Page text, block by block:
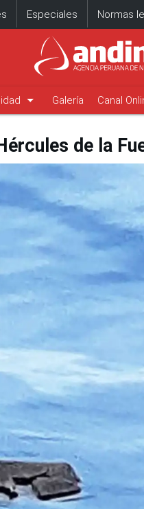
Especiales Normas
arrow_drop_down Galería Canal
de la